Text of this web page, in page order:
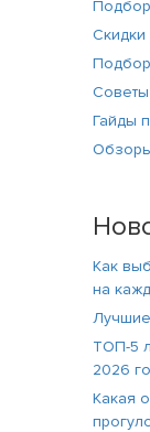
Скидки
Советы
Гайды
Как
на
ТОП-5
2026
Какая